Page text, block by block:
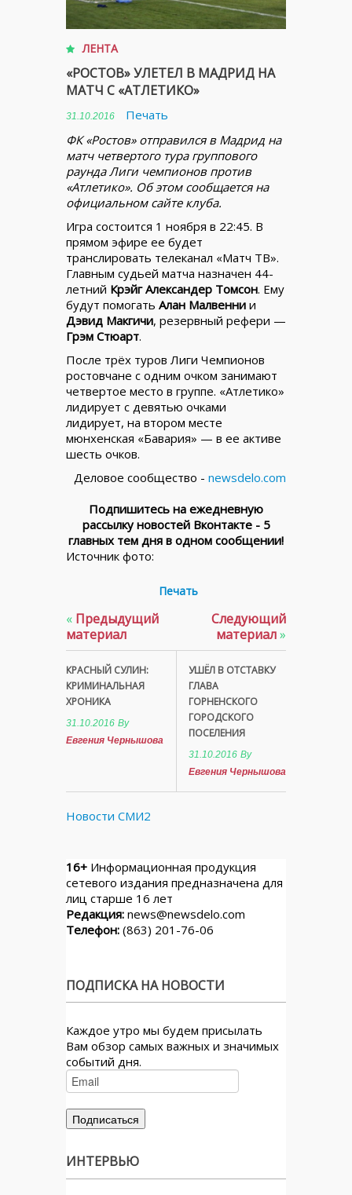
ЛЕНТА
«РОСТОВ» УЛЕТЕЛ В МАДРИД НА
МАТЧ С «АТЛЕТИКО»
31.10.2016
Печать
ФК «Ростов» отправился в Мадрид на
матч четвертого тура группового
раунда Лиги чемпионов против
«Атлетико». Об этом сообщается на
официальном сайте клуба.
Игра состоится 1 ноября в 22:45. В
прямом эфире ее будет
транслировать телеканал «Матч ТВ».
Главным судьей матча назначен 44-
летний Крэйг Александер Томсон. Ему
будут помогать Алан Малвенни и
Дэвид Макгичи, резервный рефери —
Грэм Стюарт.
После трёх туров Лиги Чемпионов
ростовчане с одним очком занимают
четвертое место в группе. «Атлетико»
лидирует с девятью очками
лидирует, на втором месте
мюнхенская «Бавария» — в ее активе
шесть очков.
Деловое сообщество - newsdelo.com
Подпишитесь на ежедневную
рассылку новостей Вконтакте - 5
главных тем дня в одном сообщении!
Источник фото:
Печать
« Предыдущий
материал
КРАСНЫЙ СУЛИН:
КРИМИНАЛЬНАЯ
ХРОНИКА
31.10.2016 By
Евгения Чернышова
Следующий
материал»
УШЁЛ В ОТСТАВКУ
ГЛАВА
ГОРНЕНСКОГО
ГОРОДСКОГО
ПОСЕЛЕНИЯ
31.10.2016 By
Евгения Чернышова
Новости СМИ2
16+ Информационная продукция
сетевого издания предназначена для
лиц старше 16 лет
Редакция: news@newsdelo.com
Телефон: (863) 201-76-06
ПОДПИСКА НА НОВОСТИ
Каждое утро мы будем присылать
Вам обзор самых важных и значимых
событий дня.
ИНТЕРВЬЮ